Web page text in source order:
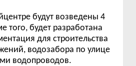
будут возведены 4
того, будет разработана
я для строительства
водозабора по улице
водопроводов.